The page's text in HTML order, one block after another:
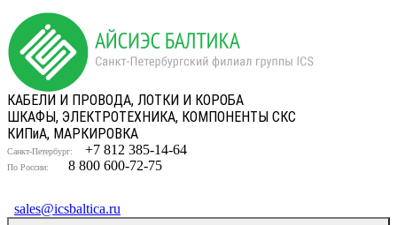
КАБЕЛИ И ПРОВОДА, ЛОТКИ И КОРОБА
ШКАФЫ, ЭЛЕКТРОТЕХНИКА, КОМПОНЕНТЫ СКС
КИПиА, МАРКИРОВКА
Санкт-Петербург: +7 812 385-14-64
По России: 8 800 600-72-75
sales@icsbaltica.ru